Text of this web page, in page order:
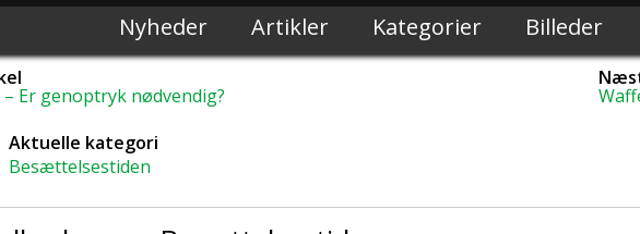
Nyheder Artikler Kategorier Billeder
Er genoptryk nødvendig?
Aktuelle kategori
Besættelsestiden